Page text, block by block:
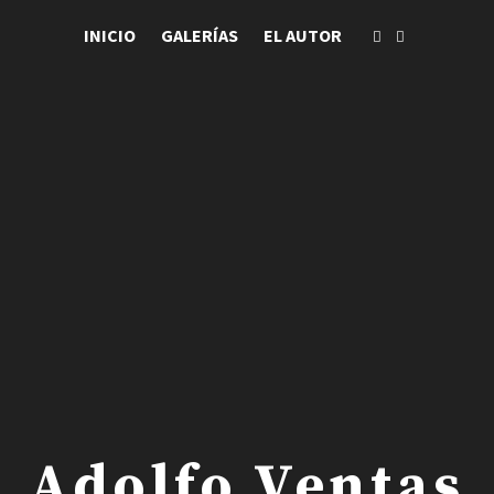
INICIO GALERÍAS EL AUTOR